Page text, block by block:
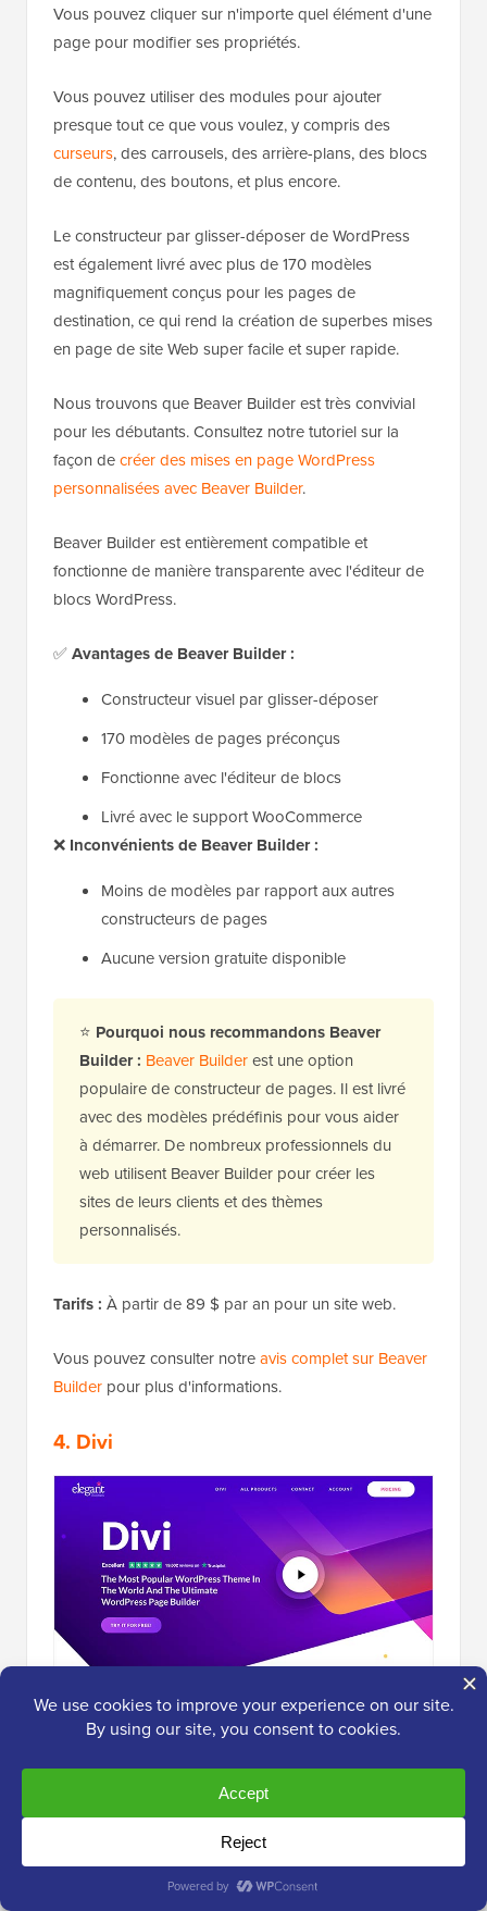
Vous pouvez cliquer sur n'importe quel élément d'une
page pour modifier ses propriétés.
Vous pouvez utiliser des modules pour ajouter
presque tout ce que vous voulez, y compris des
curseurs, des carrousels, des arrière-plans, des blocs
de contenu, des boutons, et plus encore.
Le constructeur par glisser-déposer de WordPress
est également livré avec plus de 170 modèles
magnifiquement conçus pour les pages de
destination, ce qui rend la création de superbes mises
en page de site Web super facile et super rapide.
Nous trouvons que Beaver Builder est très convivial
pour les débutants. Consultez notre tutoriel sur la
façon decréer des mises en page WordPress
personnalisées avec Beaver Builder.
Beaver Builder est entièrement compatible et
fonctionne de manière transparente avec l'éditeur de
blocs WordPress.
✅Avantages de Beaver Builder :
Constructeur visuel par glisser-déposer
170 modèles de pages préconçus
Fonctionne avec l'éditeur de blocs
Livré avec le support WooCommerce
❌ Inconvénients de Beaver Builder :
Moins de modèles par rapport aux autres
constructeurs de pages
Aucune version gratuite disponible
⭐ Pourquoi nous recommandons Beaver
Builder : Beaver Builderest une option
populaire de constructeur de pages. Il est livré
avec des modèles prédéfinis pour vous aider
à démarrer. De nombreux professionnels du
web utilisent Beaver Builder pour créer les
sites de leurs clients et des thèmes
personnalisés.
Tarifs : À partir de 89 $ par an pour un site web.
Vous pouvez consulter notreavis complet sur Beaver
Builder pour plus d'informations.
4. Divi
est un thème professionnel et un plugin de
Il est facile à utiliser et est livré avec des centaines de
packs de mise en page pour différents types de sites
Similaire à SeedProd et Beaver Builder, le Divi Builder